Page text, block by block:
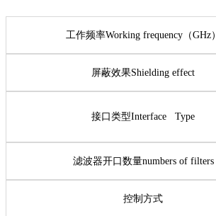
工作频率Working frequency（GHz）
屏蔽效果Shielding effect
接口类型Interface Type
滤波器开口数量numbers of filters
控制方式